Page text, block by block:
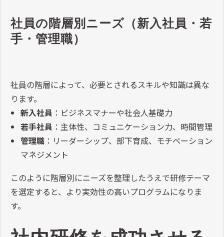
社員の階層別ニーズ（新入社員・若
手・管理職）
社員の階層によって、必要とされるスキルや知識は異な
ります。
新入社員 ：ビジネスマナーや社会人基礎力
若手社員 ：主体性、コミュニケーション力、時間管理
管理職 ：リーダーシップ、部下育成、モチベーション
マネジメント
このように階層別にニーズを整理したうえで研修テーマ
を選定すると、より実効性の高いプログラムになりま
す。